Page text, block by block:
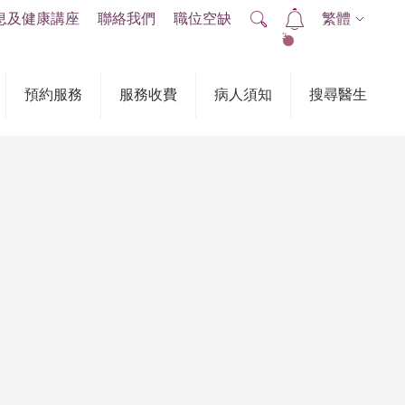
預約服務 服務收費 病人須知 搜尋醫生
及健康講座 聯絡我們 職位空缺
2
繁體